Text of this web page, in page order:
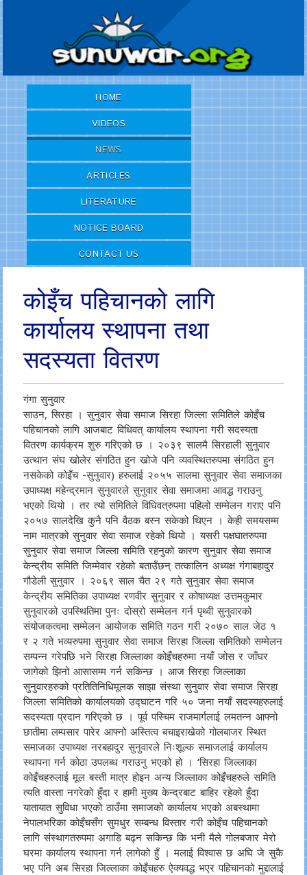
HOME
VIDEOS
NEWS
ARTICLES
LITERATURE
NOTICE BOARD
CONTACT US
कोइँच पहिचानको लागि
कार्यालय स्थापना तथा
सदस्यता वितरण
गंगा सुनुवार
साउन, सिरहा । सुनुवार सेवा समाज सिरहा जिल्ला समितिले कोइँच
पहिचानको लागि आजबाट विधिवत् कार्यालय स्थापना गरी सदस्यता
वितरण कार्यक्रम शुरु गरिएको छ । २०३९ सालमै सिरहाली सुनुवार
उत्थान संघ खोलेर संगठित हुन खोजे पनि व्यवस्थितरुपमा संगठित हुन
नसकेको कोइँच -सुनुवार) हरुलाई २०५५ सालमा सुनुवार सेवा समाजका
उपाध्यक्ष महेन्द्रमान सुनुवारले सुनुवार सेवा समाजमा आवद्ध गराउनु
भएको थियो । तर त्यो समितिले विधिवत्रुपमा पहिलो सम्मेलन गराए पनि
२०५७ सालदेखि कुनै पनि वैठक बस्न सकेको थिएन । केही समयसम्म
नाम मात्रको सुनुवार सेवा समाज रहेको थियो । यसरी पक्षघातरुपमा
सुनुवार सेवा समाज जिल्ला समिति रहनुको कारण सुनुवार सेवा समाज
केन्द्रीय समिति जिम्मेवार रहेको बताउँछन् तत्कालिन अध्यक्ष गंगाबहादुर
गौडेली सुनुवार । २०६९ साल चैत २९ गते सुनुवार सेवा समाज
केन्द्रीय समितिका उपाध्यक्ष रणवीर सुनुवार र कोषाध्यक्ष उत्तमकुमार
सुनुवारको उपस्थितिमा पुनः दोस्रो सम्मेलन गर्न पृथ्वी सुनुवारको
संयोजकत्वमा सम्मेलन आयोजक समिति गठन गरी २०७० साल जेठ १
र २ गते भव्यरुपमा सुनुवार सेवा समाज सिरहा जिल्ला समितिको सम्मेलन
सम्पन्न गरेपछि भने सिरहा जिल्लाका कोइँचहरुमा नयाँ जोस र जाँघर
जागेको झिनो आसासम्म गर्न सकिन्छ । आज सिरहा जिल्लाका
सुनुवारहरुको प्रतितिनिधिमूलक साझा संस्था सुनुवार सेवा समाज सिरहा
जिल्ला समितिको कार्यालयको उद्घाटन गरि ५० जना नयाँ सदस्यहरुलाई
सदस्यता प्रदान गरिएको छ । पूर्व पस्चिम राजमार्गलाई लमतन्न आफ्नो
छातीमा लम्पसार पारेर आफ्नो अस्तित्व बचाइराखेको गोलबाजर स्थित
समाजका उपाध्यक्ष नरबहादुर सुनुवारले निःशूल्क समाजलाई कार्यालय
स्थापना गर्न कोठा उपलब्ध गराउनु भएको हो । ‘सिरहा जिल्लाका
कोइँचहरुलाई मूल बस्ती मात्र होइन अन्य जिल्लाका कोइँचहरुले समिति
त्यति वास्ता नगरेको हुँदा र हामी मुख्य केन्द्रबाट बाहिर रहेको हुँदा
यातायात सुविधा भएको ठाउँमा समाजको कार्यालय भएको अबस्थामा
नेपालभरिका कोइँचसँग सुमधुर सम्बन्ध विस्तार गरी कोइँच पहिचानको
लागि संस्थागतरुपमा अगाडि बढ्न सकिन्छ कि भनी मैले गोलबजार मेरो
घरमा कार्यालय स्थापना गर्न लागेको हुँ । मलाई विश्वास छ अघि जे सुकै
भए पनि अब सिरहा जिल्लाका कोइँचहरु ऐक्यवद्ध भएर पहिचानको मुद्दालाई